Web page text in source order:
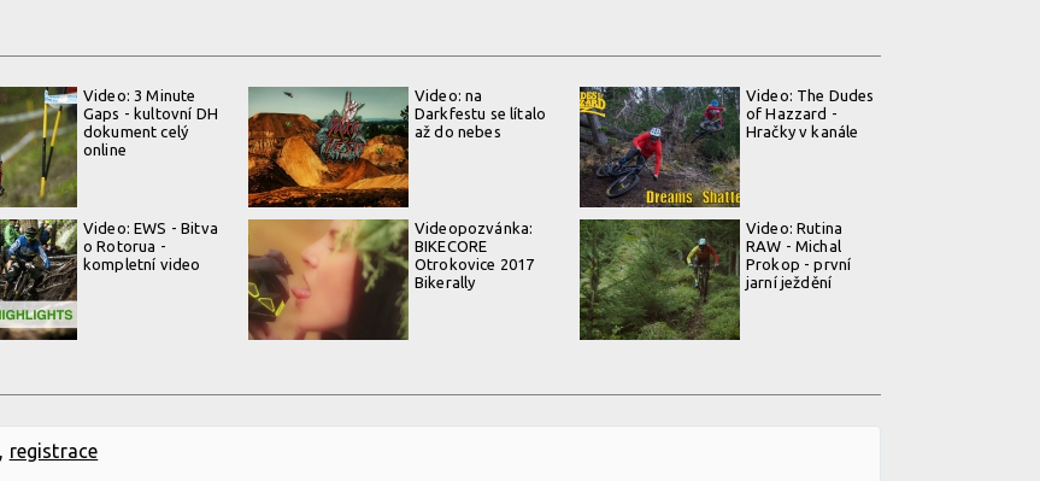
Video: 3 Minute
Gaps - kultovní DH
dokument celý
online
Video: na
Darkfestu se lítalo
až do nebes
Video: The Dudes
of Hazzard -
Hračky v kanále
Video: EWS - Bitva
o Rotorua -
kompletní video
Videopozvánka:
BIKECORE
Otrokovice 2017
Bikerally
Video: Rutina
RAW - Michal
Prokop - první
jarní ježdění
registrace